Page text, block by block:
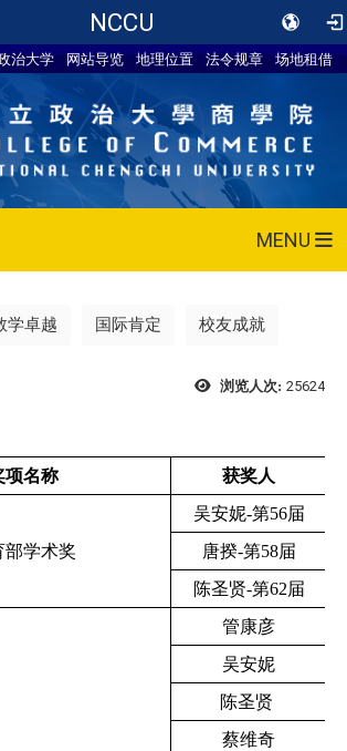
NCCU
治大学 网站导览 地理位置 法令规章 场地租借
MENU
学卓越 国际肯定 校友成就
浏览人次: 25624
项名称 获奖人
部学术奖
吴安妮-第56届
唐揆-第58届
陈圣贤-第62届
管康彦
吴安妮
陈圣贤
蔡维奇